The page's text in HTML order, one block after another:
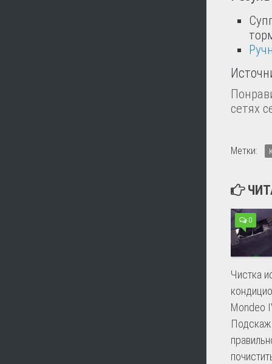
сетях
Метки:
0
Чистка
Mondeo